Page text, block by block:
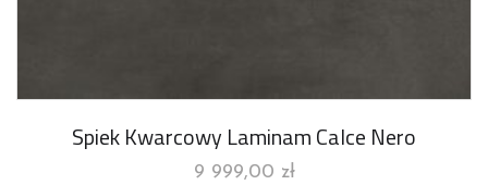
Spiek Kwarcowy Laminam Calce Nero
9 999,00 zł